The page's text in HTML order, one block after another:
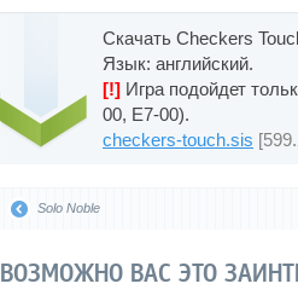
Скачать Checkers
Язык: английский.
[!] Игра подойдет
00, E7-00).
checkers-touch.sis
Solo Noble
ВОЗМОЖНО ВАС ЭТО